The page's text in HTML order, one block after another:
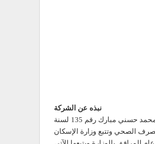
نبذه عن الشركة
الشركة القابضة لمياه الشرب والصرف الصحي أنشأت الشركة القابضة لمياه الشرب والصرف الصحي في 2004 بقرار من رئيس الجمهورية آنذاك محمد حسني مبارك رقم 135 لسنة
الصحي وتتبع وزارة الإسكان